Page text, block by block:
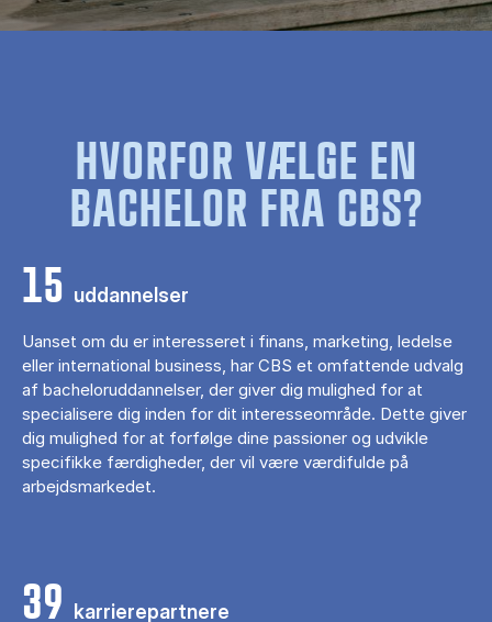
HVORFOR VÆLGE EN
BACHELOR FRA CBS?
15 uddannelser
Uanset om du er interesseret i finans, marketing, ledelse
eller international business, har CBS et omfattende udvalg
af bacheloruddannelser, der giver dig mulighed for at
specialisere dig inden for dit interesseområde. Dette giver
dig mulighed for at forfølge dine passioner og udvikle
specifikke færdigheder, der vil være værdifulde på
arbejdsmarkedet.
39 karrierepartnere